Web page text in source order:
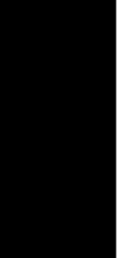
color)
John Huskins))
de electricidad
Fenenga
aparejo)